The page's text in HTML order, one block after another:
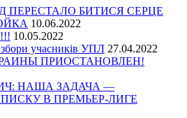
ПЕРЕСТАЛО БИТИСЯ СЕРЦЕ
10.06.2022
10.05.2022
збори учасників УПЛ 27.04.2022
ПРИОСТАНОВЛЕН!
НАША ЗАДАЧА —
В ПРЕМЬЕР-ЛИГЕ